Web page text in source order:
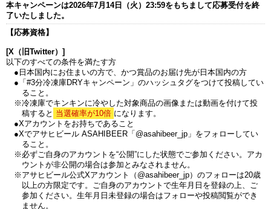
本キャンペーンは2026年7月14日（火）23:59をもちまして応募受付を終
了いたしました。
【応募資格】
[X（旧Twitter）]
以下のすべての条件を満たす方
●日本国内にお住まいの方で、かつ賞品のお届け先が日本国内の方
●「#3分冷凍庫DRYキャンペーン」のハッシュタグをつけて投稿してい
ること。
※冷凍庫でキンキンに冷やした対象商品の画像または動画を付けて投
稿すると 当選確率が10倍 になります。
●Xアカウントをお持ちであること
●Xでアサヒビール ASAHIBEER「@asahibeer_jp」をフォローしてい
ること。
※必ずご自身のアカウントを“公開”にした状態でご参加ください。アカ
ウントが非公開の場合は参加とみなされません。
※アサヒビール公式Xアカウント（@asahibeer_jp）のフォローは20歳
以上の方限定です。ご自身のアカウントで生年月日を登録の上、ご
参加ください。生年月日未登録の場合はフォローや投稿閲覧ができ
ません。